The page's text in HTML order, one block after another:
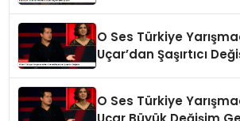
O Ses Türkiye
Uçar’dan Şaşırtıcı
O Ses Türkiye